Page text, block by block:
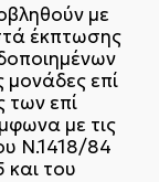
με
έκπτωσης
μονάδες επί
των επί
με τις
Ν.1418/84
του